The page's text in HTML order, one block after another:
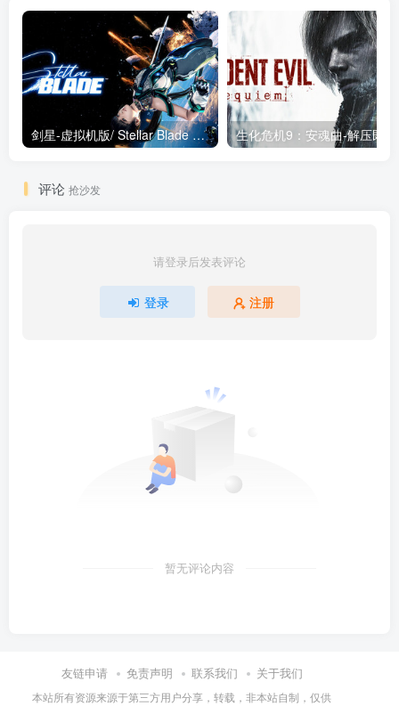
中文版
剑星-虚拟机版/ Stellar Blade v1.4.1|Build.19963153 终极版新补丁 送修改器 免安装中文版
评论 抢沙发
请登录后发表评论
登录 注册
暂无评论内容
友链申请 免责声明 联系我们 关于我们
本站所有资源来源于第三方用户分享，转载，非本站自制，仅供